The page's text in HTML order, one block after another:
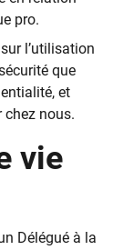
pro.
l’utilisation
que
et
chez nous.
vie
Délégué à la